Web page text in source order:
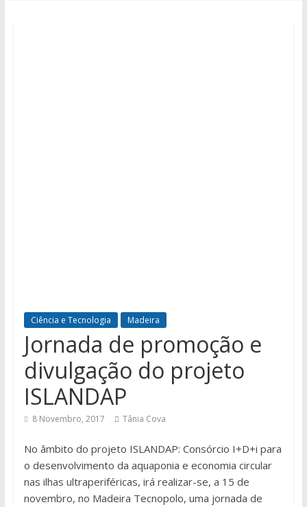
Ciência e Tecnologia Madeira
Jornada de promoção e
divulgação do projeto
ISLANDAP
8 Novembro, 2017 Tânia Cova
No âmbito do projeto ISLANDAP: Consórcio I+D+i para
o desenvolvimento da aquaponia e economia circular
nas ilhas ultraperiféricas, irá realizar-se, a 15 de
novembro, no Madeira Tecnopolo, uma jornada de